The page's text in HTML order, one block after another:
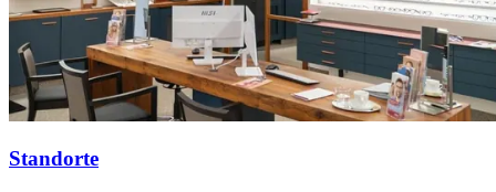
Standorte